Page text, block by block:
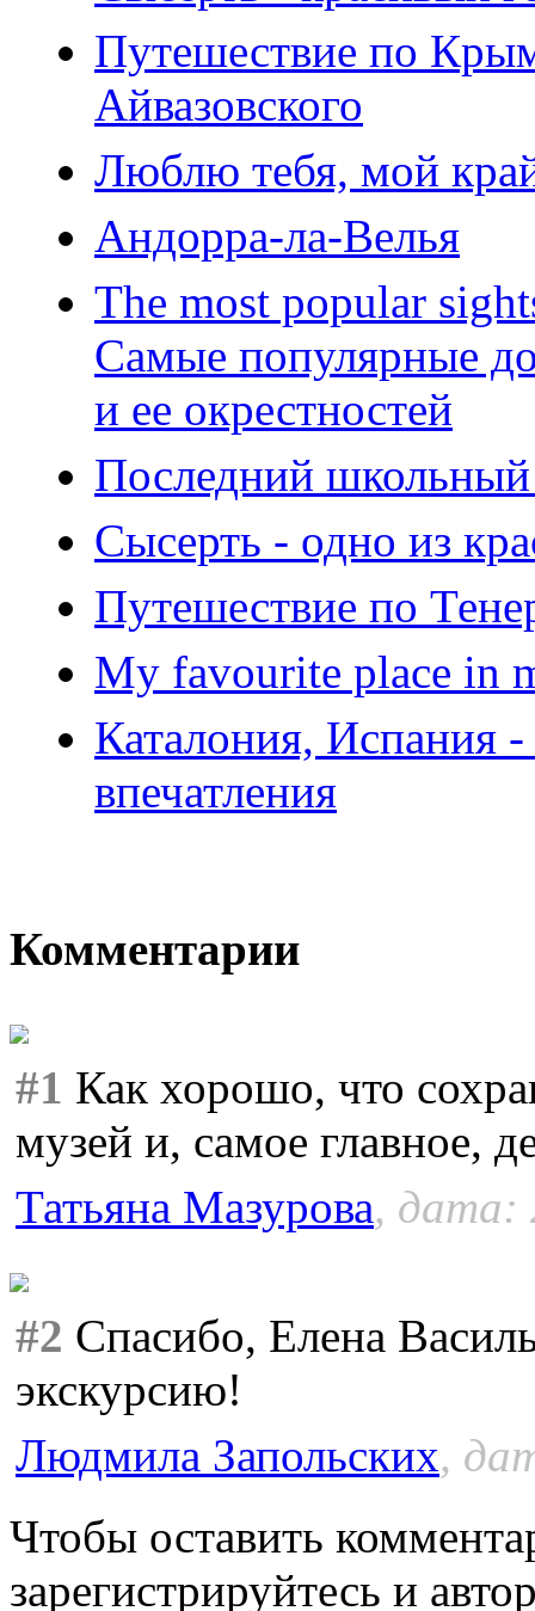
Путешествие по
Айвазовского
Люблю тебя, мой
Андорра-ла-Велья
The most popular
Самые популярные
и ее окрестностей
Последний
Сысерть - одно из
Путешествие по
My favourite place in
Каталония, Испания
впечатления
Комментарии
#1 Как хорошо, что
музей и, самое главное,
Татьяна Мазурова, дата:
#2 Спасибо, Елена
экскурсию!
Людмила Запольских,
Чтобы оставить
зарегистрируйтесь и